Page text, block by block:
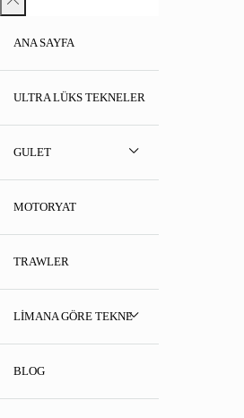
ANA SAYFA
ULTRA LÜKS TEKNELER
GULET
MOTORYAT
TRAWLER
LIMANA GÖRE TEKNE
BLOG